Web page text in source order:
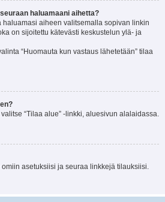
haluamaani aihetta?
haluamasi aiheen valitsemalla sopivan linkin
on sijoitettu kätevästi keskustelun ylä- ja
“Huomauta kun vastaus lähetetään” tilaa
“Tilaa alue” -linkki, aluesivun alalaidassa.
asetuksiisi ja seuraa linkkejä tilauksiisi.